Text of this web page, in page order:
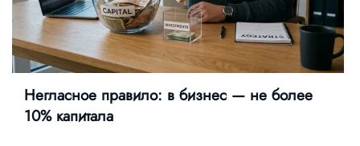
Негласное правило: в бизнес — не более
10% капитала